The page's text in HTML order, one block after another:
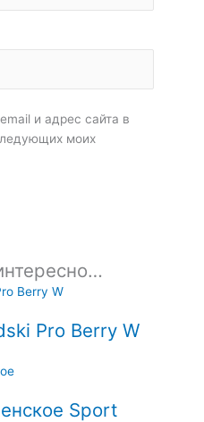
и адрес сайта в
моих
Pro Berry W
Sport